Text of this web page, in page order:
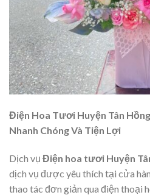
Điện Hoa Tươi Huyện Tân
Nhanh Chóng Và Tiện Lợi
Dịch vụ Điện hoa tươi Huyện
dịch vụ được yêu thích tại cửa
thao tác đơn giản qua điện thoại